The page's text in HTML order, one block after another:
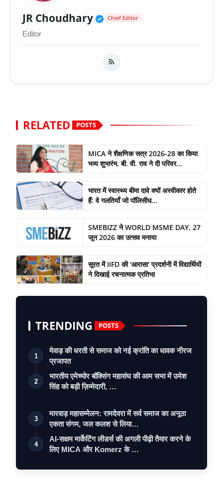
JR Choudhary Verified Public Figure
Chief Editor
Editor
RELATED POSTS
MICA ने शैक्षणिक सत्र 2026-28 का किया
भव्य शुभारंभ, बी. वी. राव ने दी परिवर...
भारत में स्वास्थ्य बीमा दावे क्यों अस्वीकार होते
हैं: वे गलतियाँ जो पॉलिसीध...
SMEBIZZ ने WORLD MSME DAY, 27
जून 2026 का उत्सव मनाया
सूरत में IIFD की 'आरासा' प्रदर्शनी में विद्यार्थियों
ने दिखाई रचनात्मक प्रतिभा
TRENDING POSTS
1
मेवाड़ की धरती से समाज को नई क्रांति का धावक नीरज
प्रजापत
2
भारतीय एमेच्योर बॉक्सिंग महासंघ की आम सभा में उमेश
सिंह को बड़ी ज़िम्मेदारी, …
3
मारवाड़ महासम्मेलन: रामदेवरा में सर्व समाज का अनूठा
एकता संगम, जल कलश से लिया…
4
AI-सक्षम मार्केटिंग लीडर्स की अगली पीढ़ी तैयार करने के
लिए MICA और Komerz के …